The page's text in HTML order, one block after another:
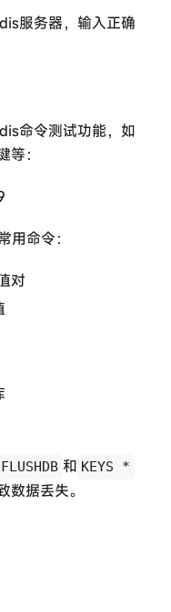
服务器，输入正确
命令测试功能，如
：
命令：
对
FLUSHDB 和 KEYS *
数据丢失。